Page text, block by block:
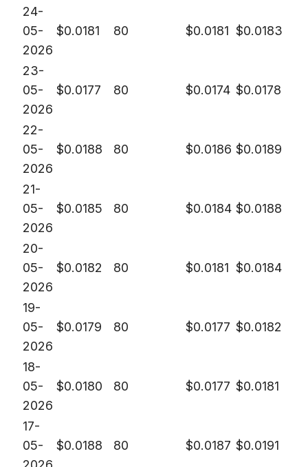
24-
05-
2026
$0.0181 80 $0.0181 $0.0183
23-
05-
2026
$0.0177 80 $0.0174 $0.0178
22-
05-
2026
$0.0188 80 $0.0186 $0.0189
21-
05-
2026
$0.0185 80 $0.0184 $0.0188
20-
05-
2026
$0.0182 80 $0.0181 $0.0184
19-
05-
2026
$0.0179 80 $0.0177 $0.0182
18-
05-
2026
$0.0180 80 $0.0177 $0.0181
17-
05-
$0.0188 80 $0.0187 $0.0191